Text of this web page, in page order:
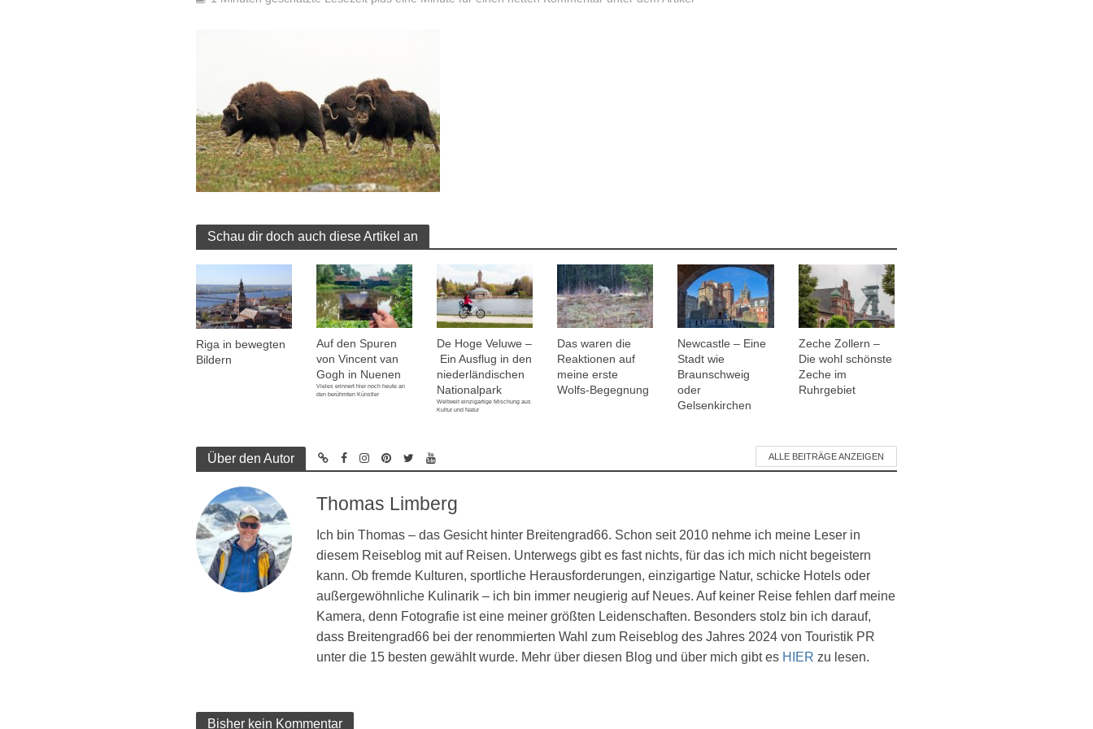
Schau dir doch auch diese Artikel an
Riga in bewegten
Bildern
Auf den Spuren
von Vincent van
Gogh in Nuenen
Vieles erinnert hier noch heute an
den berühmten Künstler
De Hoge Veluwe –
Ein Ausflug in den
niederländischen
Nationalpark
Weltweit einzigartige Mischung aus
Kultur und Natur
Das waren die
Reaktionen auf
meine erste
Wolfs-Begegnung
Newcastle – Eine
Stadt wie
Braunschweig
oder
Gelsenkirchen
Zeche Zollern –
Die wohl schönste
Zeche im
Ruhrgebiet
Über den Autor ALLE BEITRÄGE ANZEIGEN
Thomas Limberg
Ich bin Thomas – das Gesicht hinter Breitengrad66. Schon seit 2010 nehme ich meine Leser in
diesem Reiseblog mit auf Reisen. Unterwegs gibt es fast nichts, für das ich mich nicht begeistern
kann. Ob fremde Kulturen, sportliche Herausforderungen, einzigartige Natur, schicke Hotels oder
außergewöhnliche Kulinarik – ich bin immer neugierig auf Neues. Auf keiner Reise fehlen darf meine
Kamera, denn Fotografie ist eine meiner größten Leidenschaften. Besonders stolz bin ich darauf,
dass Breitengrad66 bei der renommierten Wahl zum Reiseblog des Jahres 2024 von Touristik PR
unter die 15 besten gewählt wurde. Mehr über diesen Blog und über mich gibt es HIER zu lesen.
Bisher kein Kommentar